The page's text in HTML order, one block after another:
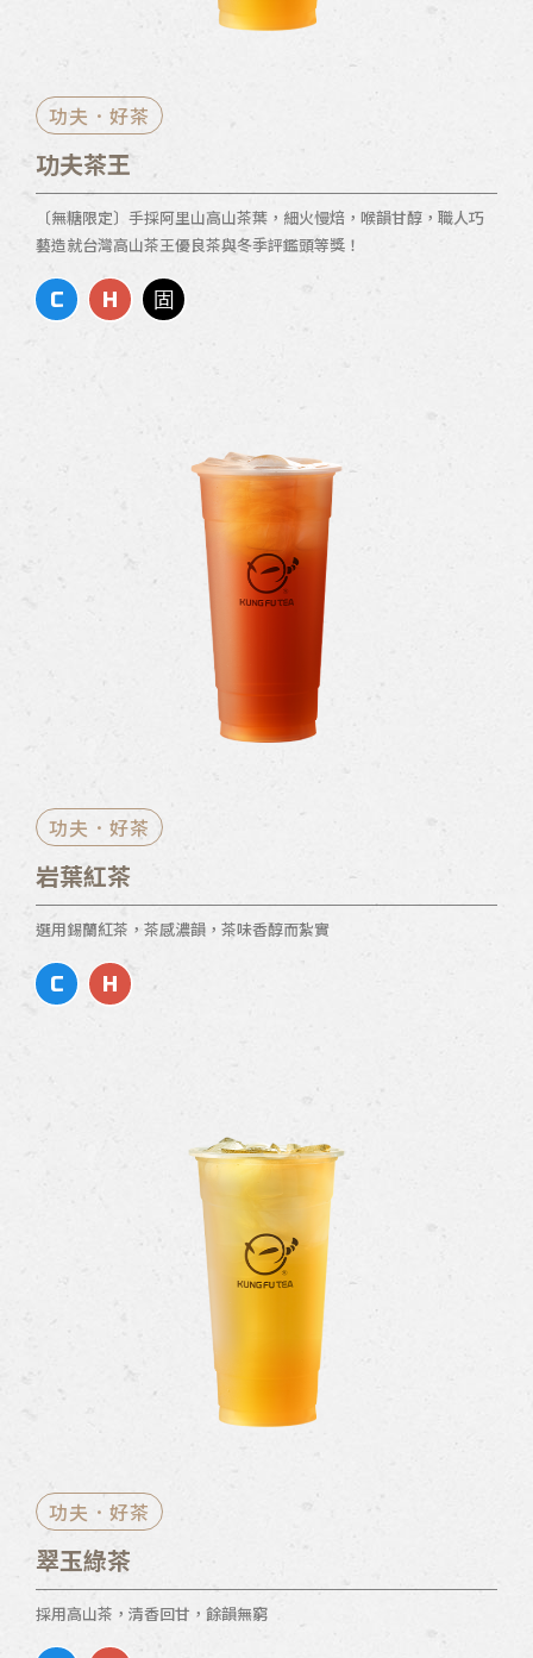
功夫．好茶
功夫茶王
〔無糖限定〕手採阿里山高山茶葉，細火慢焙，喉韻甘醇，職人巧
藝造就台灣高山茶王優良茶與冬季評鑑頭等獎！
C H 固
功夫．好茶
岩葉紅茶
選用錫蘭紅茶，茶感濃韻，茶味香醇而紮實
C H
功夫．好茶
翠玉綠茶
採用高山茶，清香回甘，餘韻無窮